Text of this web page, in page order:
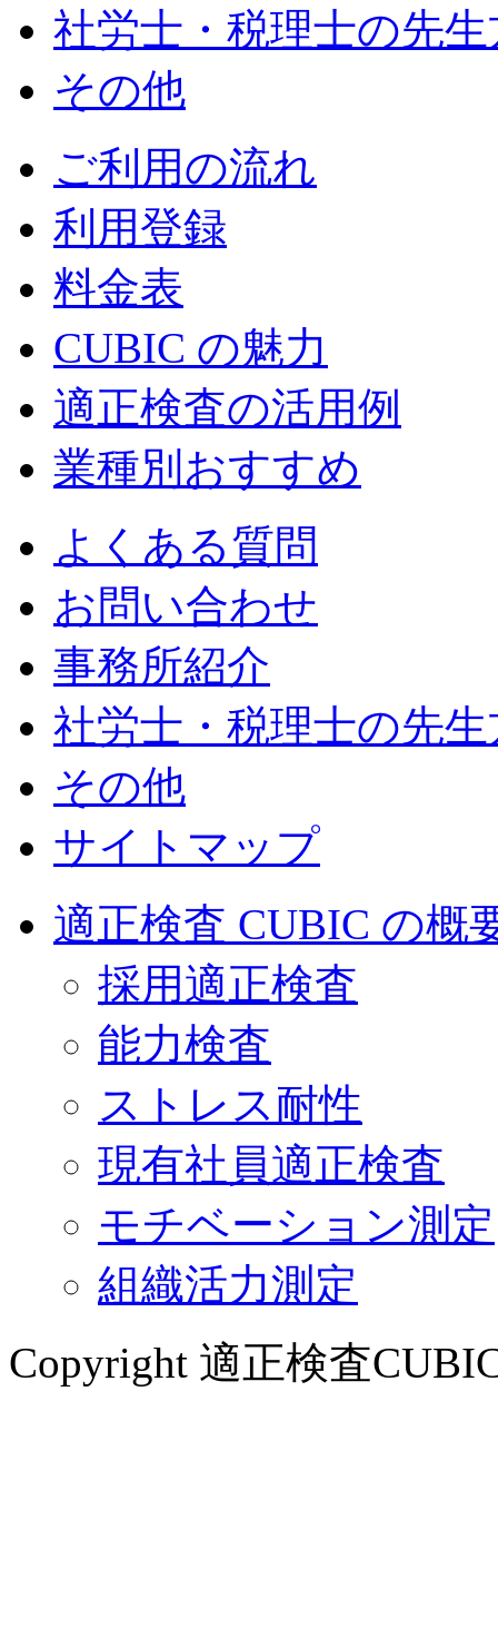
社労士・税理士の先
その他
ご利用の流れ
利用登録
料金表
CUBIC の魅力
適正検査の活用例
業種別おすすめ
よくある質問
お問い合わせ
事務所紹介
社労士・税理士の先
その他
サイトマップ
適正検査 CUBIC の概
採用適正検査
能力検査
ストレス耐性
現有社員適正検査
モチベーション測定
組織活力測定
Copyright 適正検査